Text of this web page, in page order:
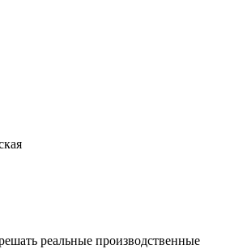
реальные производственные